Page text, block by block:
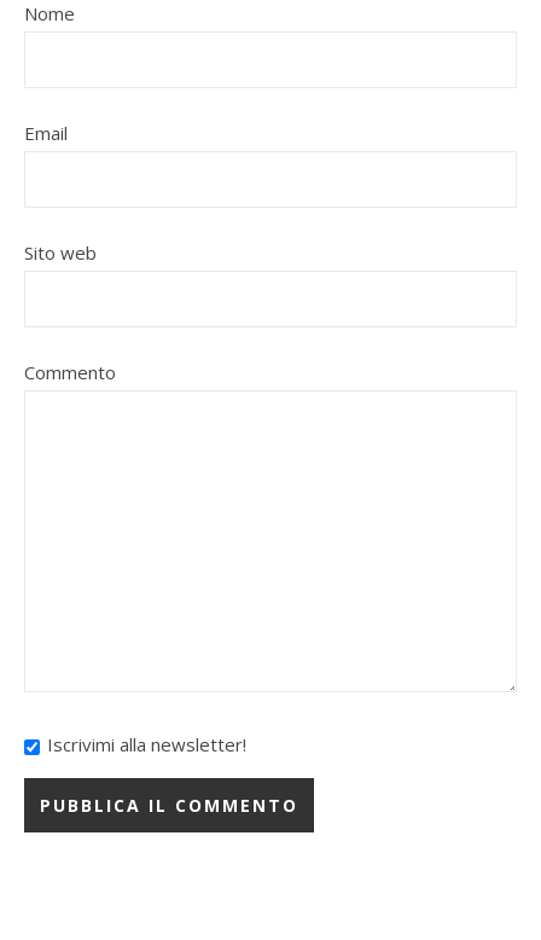
Nome
Email
Sito web
Commento
Iscrivimi alla newsletter!